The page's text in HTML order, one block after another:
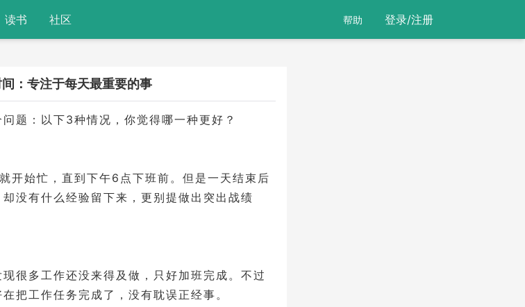
读书 社区 帮助 登录/注册
：专注于每天最重要的事
题：以下3种情况，你觉得哪一种更好？
开始忙，直到下午6点下班前。但是一天结束后
没有什么经验留下来，更别提做出突出战绩
很多工作还没来得及做，只好加班完成。不过
把工作任务完成了，没有耽误正经事。